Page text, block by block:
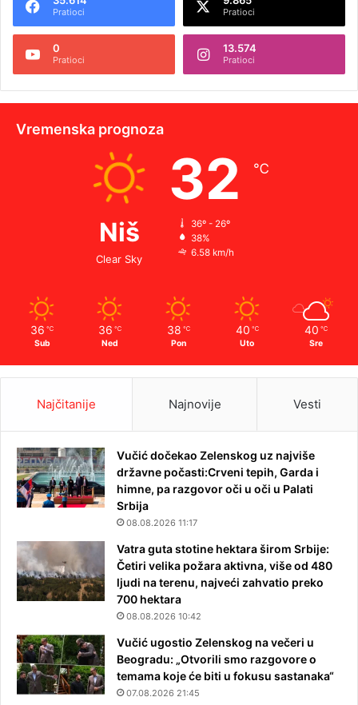
Pratioci Pratioci
0
Pratioci
13.574
Pratioci
Vremenska prognoza
Niš
Clear Sky
32 ℃
36º - 26º
38%
6.58 km/h
36 ℃
Sub
36 ℃
Ned
38 ℃
Pon
40 ℃
Uto
40 ℃
Sre
Najčitanije Najnovije Vesti
Vučić dočekao Zelenskog uz najviše
državne počasti:Crveni tepih, Garda i
himne, pa razgovor oči u oči u Palati
Srbija
08.08.2026 11:17
Vatra guta stotine hektara širom Srbije:
Četiri velika požara aktivna, više od 480
ljudi na terenu, najveći zahvatio preko
700 hektara
08.08.2026 10:42
Vučić ugostio Zelenskog na večeri u
Beogradu: „Otvorili smo razgovore o
temama koje će biti u fokusu sastanaka“
07.08.2026 21:45